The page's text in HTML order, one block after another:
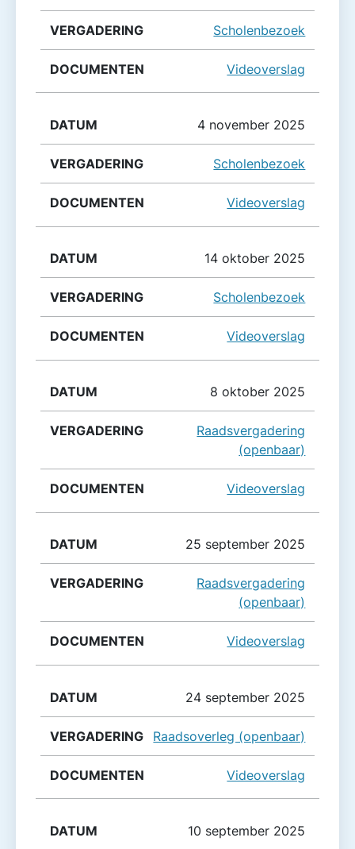
Scholenbezoek
Videoverslag
4 november 2025
Scholenbezoek
Videoverslag
14 oktober 2025
Scholenbezoek
Videoverslag
8 oktober 2025
Raadsvergadering
(openbaar)
Videoverslag
25 september 2025
Raadsvergadering
(openbaar)
Videoverslag
24 september 2025
Raadsoverleg (openbaar)
Videoverslag
10 september 2025